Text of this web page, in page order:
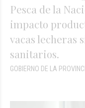
Pesca de la
impacto
vacas lecheras
sanitarios.
GOBIERNO DE LA